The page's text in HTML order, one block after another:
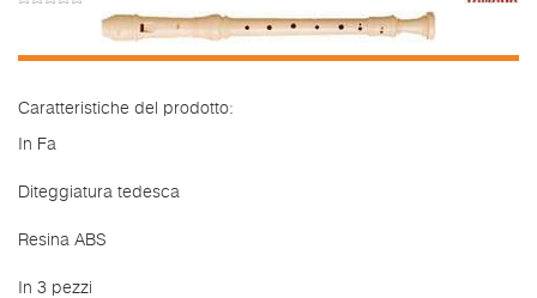
Caratteristiche del prodotto:
In Fa
Diteggiatura tedesca
Resina ABS
In 3 pezzi